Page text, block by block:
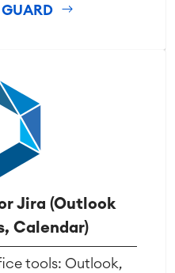
Jira (Outlook
Calendar)
tools: Outlook,